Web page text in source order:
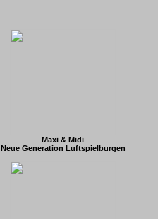
Maxi & Midi
Neue Generation Luftspielburgen